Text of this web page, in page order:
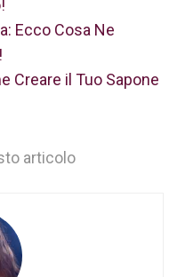
Ecco Cosa Ne
Creare il Tuo Sapone
articolo